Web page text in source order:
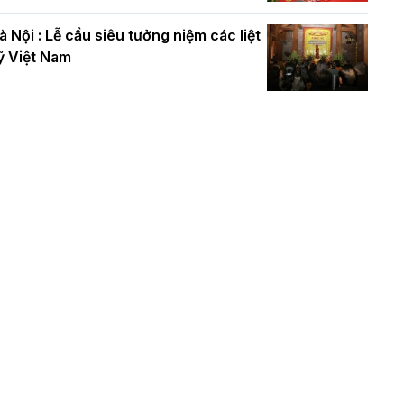
Nội : Lễ cầu siêu tưởng niệm các liệt
Việt Nam